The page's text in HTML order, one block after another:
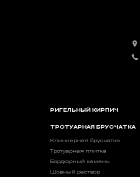
РИГЕЛЬНЫЙ КИРПИЧ
ТРОТУАРНАЯ БРУСЧАТКА
Клинкерная брусчатка
Тротуарная плитка
Бордюрный камень
Шовный раствор